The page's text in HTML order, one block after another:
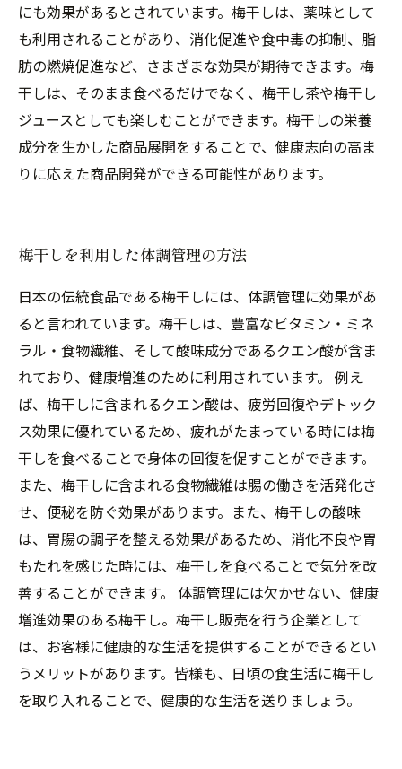
にも効果があるとされています。梅干しは、薬味として
も利用されることがあり、消化促進や食中毒の抑制、脂
肪の燃焼促進など、さまざまな効果が期待できます。梅
干しは、そのまま食べるだけでなく、梅干し茶や梅干し
ジュースとしても楽しむことができます。梅干しの栄養
成分を生かした商品展開をすることで、健康志向の高ま
りに応えた商品開発ができる可能性があります。
梅干しを利用した体調管理の方法
日本の伝統食品である梅干しには、体調管理に効果があ
ると言われています。梅干しは、豊富なビタミン・ミネ
ラル・食物繊維、そして酸味成分であるクエン酸が含ま
れており、健康増進のために利用されています。 例え
ば、梅干しに含まれるクエン酸は、疲労回復やデトック
ス効果に優れているため、疲れがたまっている時には梅
干しを食べることで身体の回復を促すことができます。
また、梅干しに含まれる食物繊維は腸の働きを活発化さ
せ、便秘を防ぐ効果があります。また、梅干しの酸味
は、胃腸の調子を整える効果があるため、消化不良や胃
もたれを感じた時には、梅干しを食べることで気分を改
善することができます。 体調管理には欠かせない、健康
増進効果のある梅干し。梅干し販売を行う企業として
は、お客様に健康的な生活を提供することができるとい
うメリットがあります。皆様も、日頃の食生活に梅干し
を取り入れることで、健康的な生活を送りましょう。